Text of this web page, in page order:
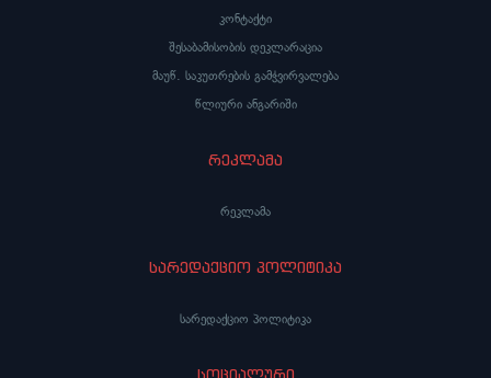
კონტაქტი
შესაბამისობის დეკლარაცია
მაუწ. საკუთრების გამჭვირვალება
წლიური ანგარიში
რეკლამა
რეკლამა
სარედაქციო პოლიტიკა
სარედაქციო პოლიტიკა